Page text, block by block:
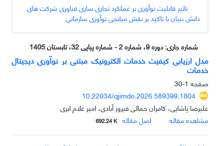
تاثیر قابلیت نوآوری بر عملکرد تجاری سازی فناوری شرکت های
دانش بنیان با تاکید بر نقش میانجی نوآوری سازمانی
شماره جاری:دوره 9، شماره 2 - شماره پیاپی 32، تابستان 1405
مدل ارزیابی کیفیت خدمات الکترونیک مبتنی بر نوآوری دیجیتال
خدمات
صفحه 1-30
10.22034/qjimdo.2026.589399.1804
علیرضا پاشایی، کامران جمالی فیروز آبادی، امیر غلام ابری
مشاهده مقاله
اصل مقاله 692.24 K